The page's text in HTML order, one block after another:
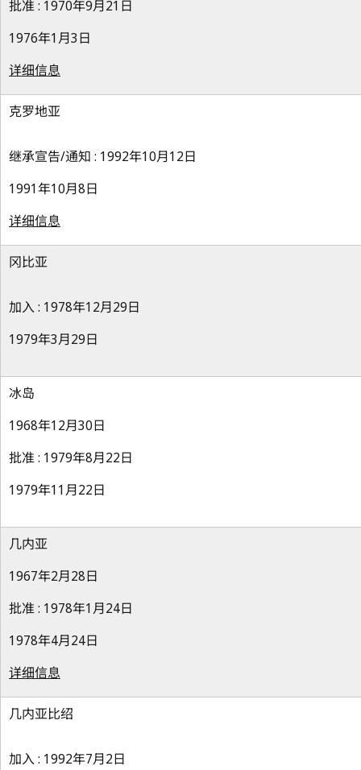
批准 : 1970年9月21日
1976年1月3日
详细信息
克罗地亚
继承宣告/通知 : 1992年10月12日
1991年10月8日
详细信息
冈比亚
加入 : 1978年12月29日
1979年3月29日
冰岛
1968年12月30日
批准 : 1979年8月22日
1979年11月22日
几内亚
1967年2月28日
批准 : 1978年1月24日
1978年4月24日
详细信息
几内亚比绍
加入 : 1992年7月2日